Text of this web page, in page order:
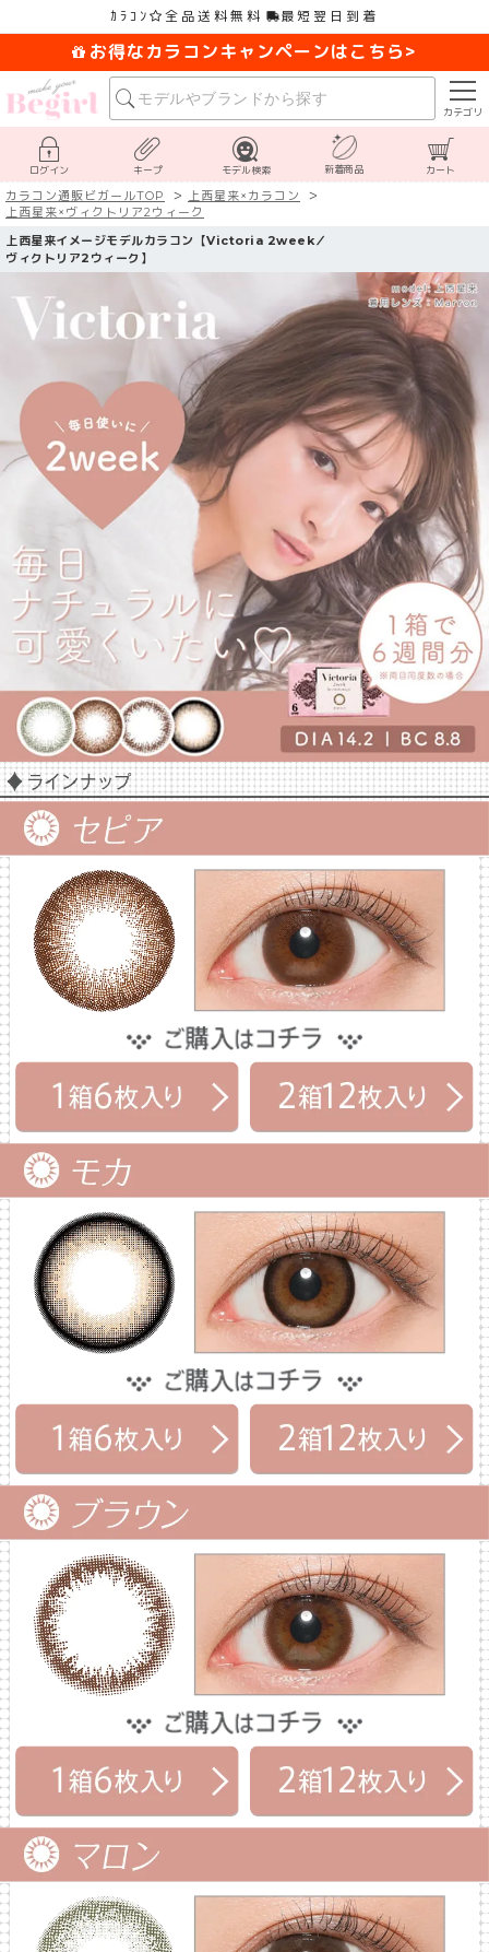
ｶﾗｺﾝ 全品送料無料 最短翌日到着
お得なカラコンキャンペーンはこちら>
カテゴリ
ログイン キープ モデル検索 新着商品 カート
カラコン通販ビガールTOP
上西星来×カラコン
上西星来×ヴィクトリア2ウィーク
上西星来イメージモデルカラコン【Victoria 2week／
ヴィクトリア2ウィーク】